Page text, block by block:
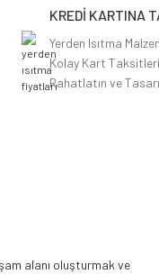
KREDİ KARTINA
Yerden Isıtma
Kolay Kart
Rahatlatın ve
alanı oluşturmak ve